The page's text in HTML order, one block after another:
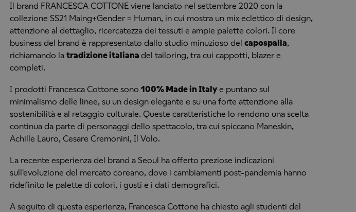
Il brand FRANCESCA COTTONE viene lanciato nel settembre 2020 con la
collezione SS21 Maing+Gender = Human, in cui mostra un mix eclettico di design,
attenzione al dettaglio, ricercatezza dei tessuti e ampie palette colori. Il core
business del brand è rappresentato dallo studio minuzioso del capospalla,
richiamando la tradizione italiana del tailoring, tra cui cappotti, blazer e
completi.
I prodotti Francesca Cottone sono 100% Made in Italye puntano sul
minimalismo delle linee, su un design elegante e su una forte attenzione alla
sostenibilità e al retaggio culturale. Queste caratteristiche lo rendono una scelta
continua da parte di personaggi dello spettacolo, tra cui spiccano Maneskin,
Achille Lauro, Cesare Cremonini, Il Volo.
La recente esperienza del brand a Seoul ha offerto preziose indicazioni
sull'evoluzione del mercato coreano, dove i cambiamenti post-pandemia hanno
ridefinito le palette di colori, i gusti e i dati demografici.
A seguito di questa esperienza, Francesca Cottone ha chiesto agli studenti del